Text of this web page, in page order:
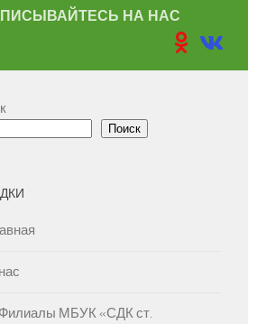
НА НАС
Поиск
Филиалы МБУК «СДК ст.